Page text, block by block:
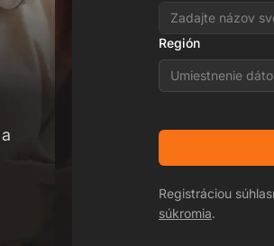
Región
Umiestnenie
Registráciou
súkromia.